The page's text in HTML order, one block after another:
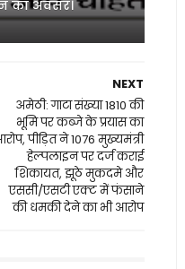
का अवसर।
NEXT
अमेठी: गाटा संख्या 1810 की
भूमि पर कब्जे के प्रयास का
पीड़ित ने 1076 मुख्यमंत्री
हेल्पलाइन पर दर्ज कराई
शिकायत, झूठे मुकदमे और
एससी/एसटी एक्ट में फंसाने
की धमकी देने का भी आरोप